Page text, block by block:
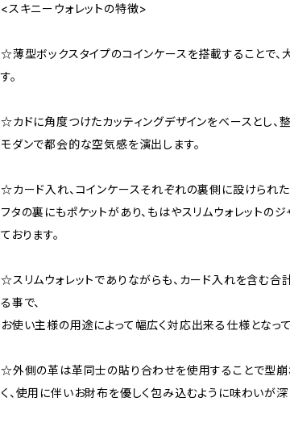
<スキニーウォレットの特徴>
☆薄型ボックスタイプのコインケースを搭載することで
す。
☆カドに角度つけたカッティングデザインをベースとし、
モダンで都会的な空気感を演出します。
☆カード入れ、コインケースそれぞれの裏側に設けられ
フタの裏にもポケットがあり、もはやスリムウォレットの
ております。
☆スリムウォレットでありながらも、カード入れを含む合
る事で、
お使い主様の用途によって幅広く対応出来る仕様となって
☆外側の革は革同士の貼り合わせを使用することで型崩
く、使用に伴いお財布を優しく包み込むように味わいが深